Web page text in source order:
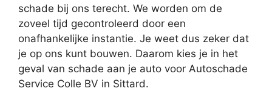
schade bij ons terecht. We worden om de
zoveel tijd gecontroleerd door een
onafhankelijke instantie. Je weet dus zeker dat
je op ons kunt bouwen. Daarom kies je in het
geval van schade aan je auto voor Autoschade
Service Colle BV in Sittard.